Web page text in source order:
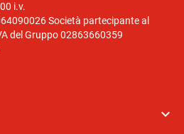
i.v.
Società partecipante al
del Gruppo 02863660359